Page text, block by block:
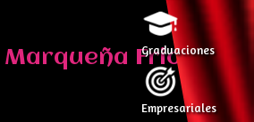
Graduaciones
Empresariales
Marqueña Frio